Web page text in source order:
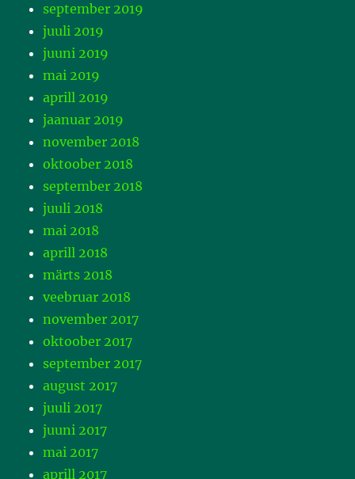
september 2019
juuli 2019
juuni 2019
mai 2019
aprill 2019
jaanuar 2019
november 2018
oktoober 2018
september 2018
juuli 2018
mai 2018
aprill 2018
märts 2018
veebruar 2018
november 2017
oktoober 2017
september 2017
august 2017
juuli 2017
juuni 2017
mai 2017
aprill 2017